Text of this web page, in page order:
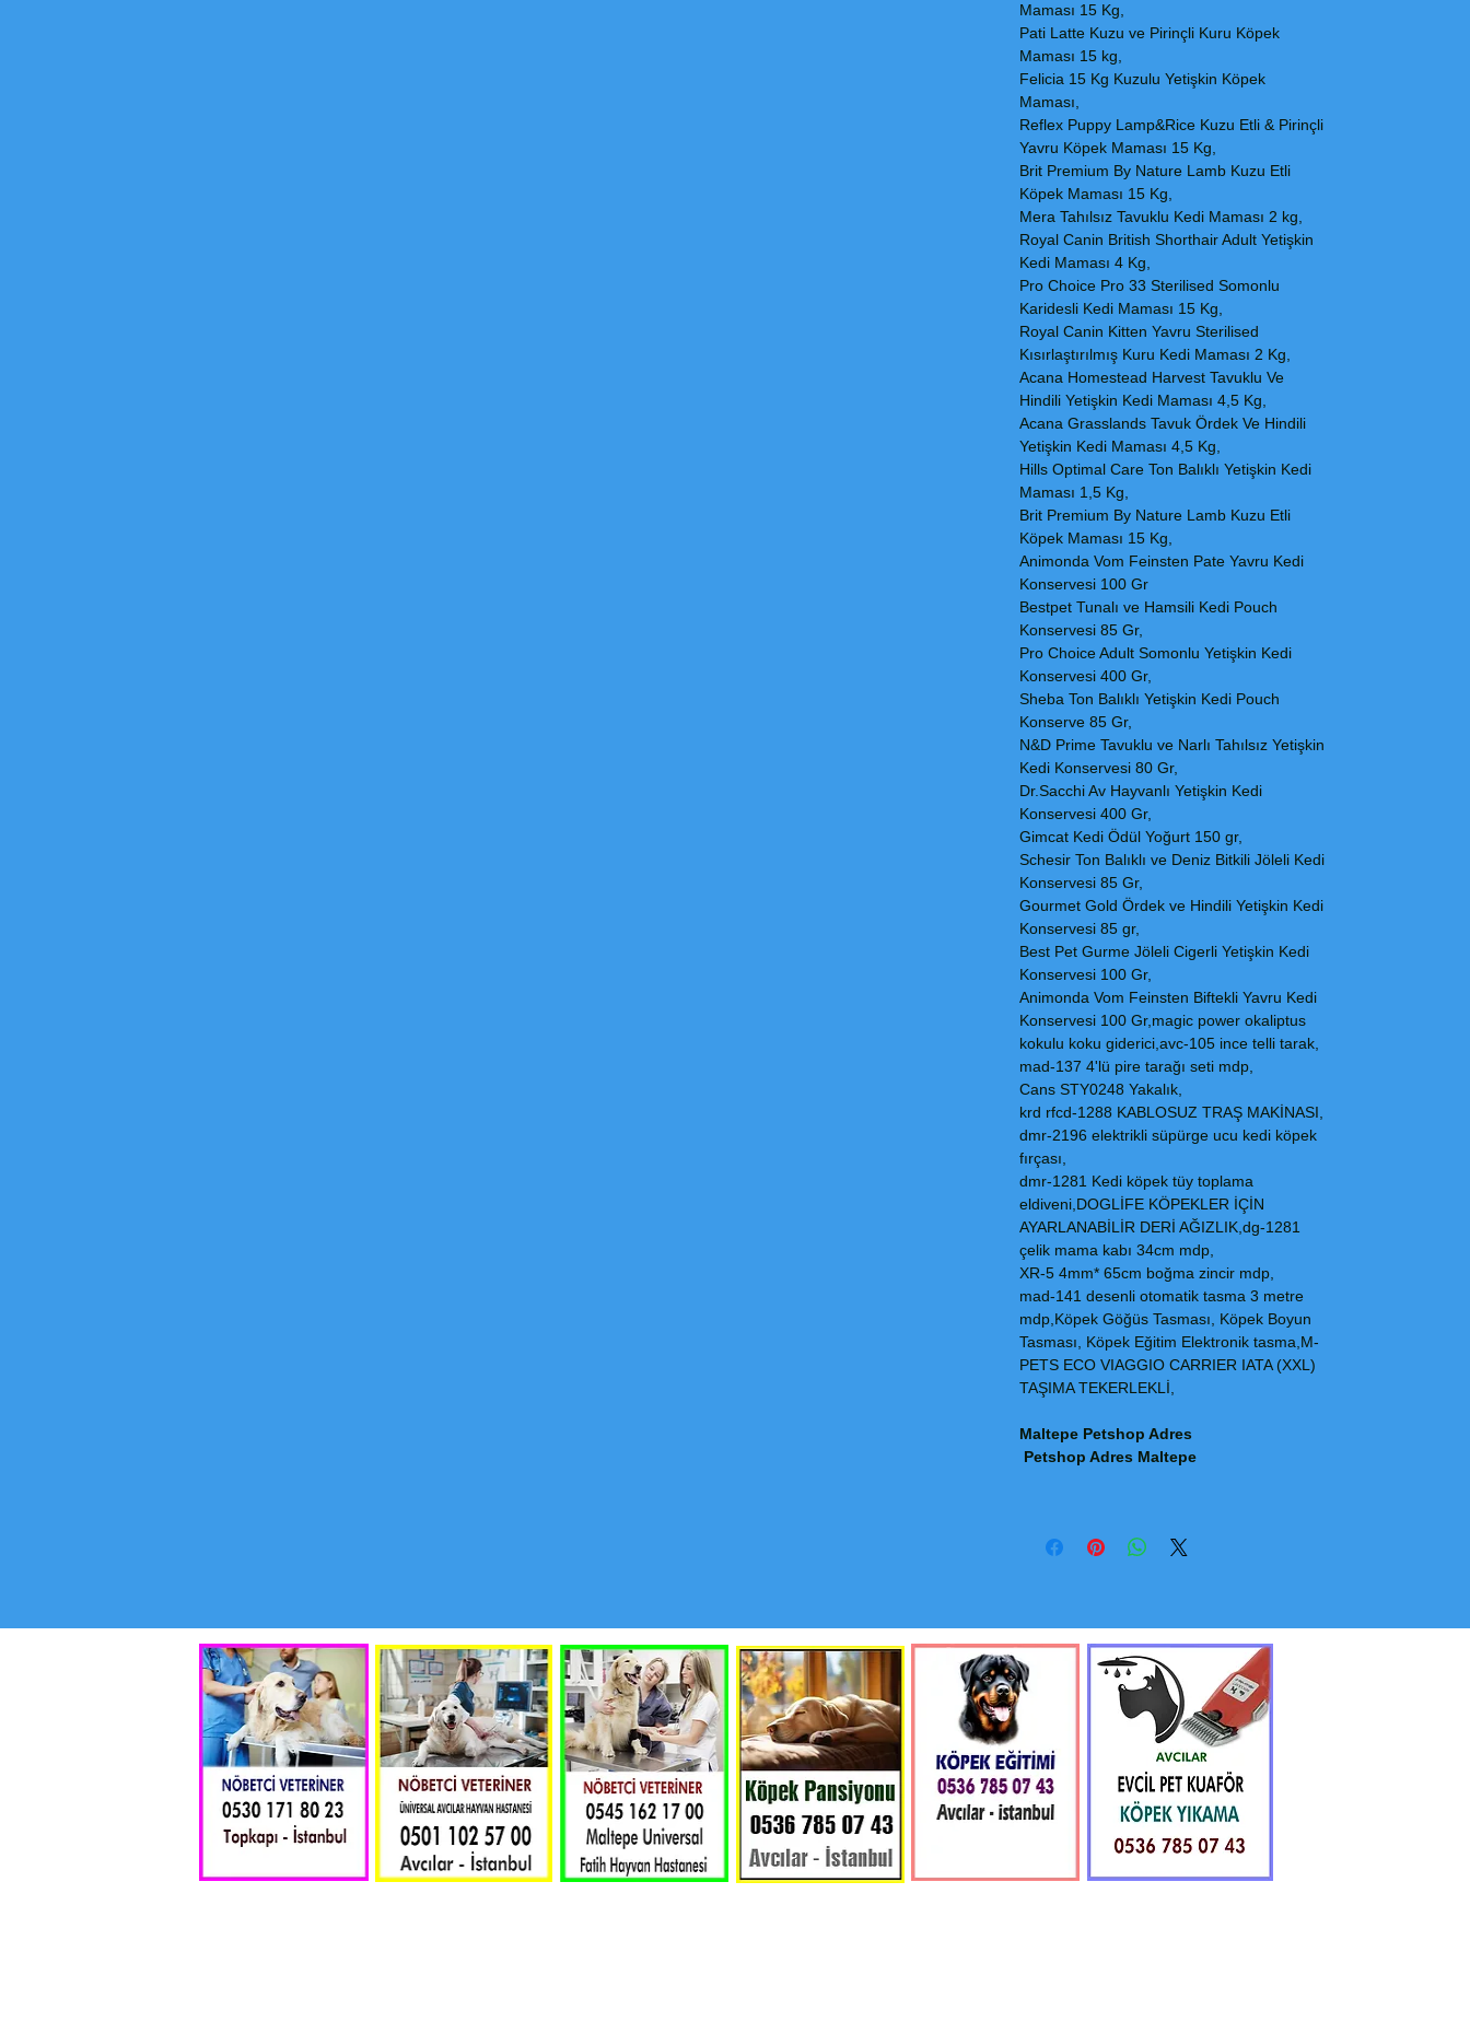
Maması 15 Kg,
Pati Latte Kuzu ve Pirinçli Kuru Köpek
Maması 15 kg,
Felicia 15 Kg Kuzulu Yetişkin Köpek
Maması,
Reflex Puppy Lamp&Rice Kuzu Etli & Pirinçli
Yavru Köpek Maması 15 Kg,
Brit Premium By Nature Lamb Kuzu Etli
Köpek Maması 15 Kg,
Mera Tahılsız Tavuklu Kedi Maması 2 kg,
Royal Canin British Shorthair Adult Yetişkin
Kedi Maması 4 Kg,
Pro Choice Pro 33 Sterilised Somonlu
Karidesli Kedi Maması 15 Kg,
Royal Canin Kitten Yavru Sterilised
Kısırlaştırılmış Kuru Kedi Maması 2 Kg,
Acana Homestead Harvest Tavuklu Ve
Hindili Yetişkin Kedi Maması 4,5 Kg,
Acana Grasslands Tavuk Ördek Ve Hindili
Yetişkin Kedi Maması 4,5 Kg,
Hills Optimal Care Ton Balıklı Yetişkin Kedi
Maması 1,5 Kg,
Brit Premium By Nature Lamb Kuzu Etli
Köpek Maması 15 Kg,
Animonda Vom Feinsten Pate Yavru Kedi
Konservesi 100 Gr
Bestpet Tunalı ve Hamsili Kedi Pouch
Konservesi 85 Gr,
Pro Choice Adult Somonlu Yetişkin Kedi
Konservesi 400 Gr,
Sheba Ton Balıklı Yetişkin Kedi Pouch
Konserve 85 Gr,
N&D Prime Tavuklu ve Narlı Tahılsız Yetişkin
Kedi Konservesi 80 Gr,
Dr.Sacchi Av Hayvanlı Yetişkin Kedi
Konservesi 400 Gr,
Gimcat Kedi Ödül Yoğurt 150 gr,
Schesir Ton Balıklı ve Deniz Bitkili Jöleli Kedi
Konservesi 85 Gr,
Gourmet Gold Ördek ve Hindili Yetişkin Kedi
Konservesi 85 gr,
Best Pet Gurme Jöleli Cigerli Yetişkin Kedi
Konservesi 100 Gr,
Animonda Vom Feinsten Biftekli Yavru Kedi
Konservesi 100 Gr,magic power okaliptus
kokulu koku giderici,avc-105 ince telli tarak,
mad-137 4'lü pire tarağı seti mdp,
Cans STY0248 Yakalık,
krd rfcd-1288 KABLOSUZ TRAŞ MAKİNASI,
dmr-2196 elektrikli süpürge ucu kedi köpek
fırçası,
dmr-1281 Kedi köpek tüy toplama
eldiveni,DOGLİFE KÖPEKLER İÇİN
AYARLANABİLİR DERİ AĞIZLIK,dg-1281
çelik mama kabı 34cm mdp,
XR-5 4mm* 65cm boğma zincir mdp,
mad-141 desenli otomatik tasma 3 metre
mdp,Köpek Göğüs Tasması, Köpek Boyun
Tasması, Köpek Eğitim Elektronik tasma,M-
PETS ECO VIAGGIO CARRIER IATA (XXL)
TAŞIMA TEKERLEKLİ,
Maltepe Petshop Adres
Petshop Adres Maltepe